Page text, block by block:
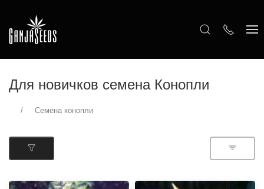
Для новичков семена Конопли
Семена конопли